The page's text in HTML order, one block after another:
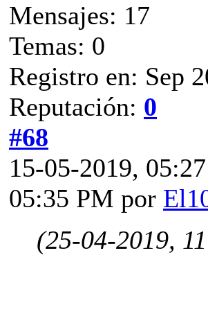
Mensajes: 17
Temas: 0
Registro en: Sep
Reputación: 0
#68
15-05-2019,
05:35 PM por
(25-04-2019,